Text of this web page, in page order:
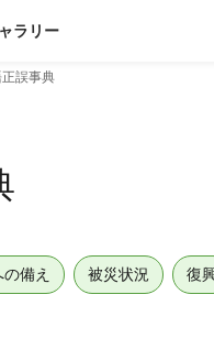
ラリー
誤事典
備え 被災状況 復